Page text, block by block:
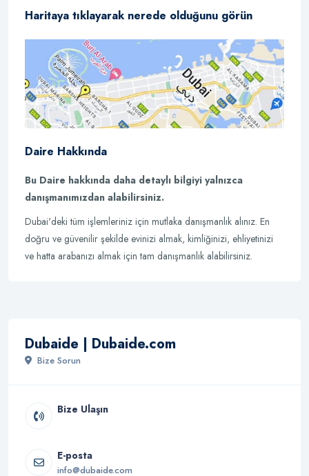
Haritaya tıklayarak nerede olduğunu görün
Daire Hakkında
Bu Daire hakkında daha detaylı bilgiyi yalnızca
danışmanımızdan alabilirsiniz.
Dubai'deki tüm işlemleriniz için mutlaka danışmanlık alınız. En
doğru ve güvenilir şekilde evinizi almak, kimliğinizi, ehliyetinizi
ve hatta arabanızı almak için tam danışmanlık alabilirsiniz.
Dubaide | Dubaide.com
Bize Sorun
Bize Ulaşın
E-posta
info@dubaide.com